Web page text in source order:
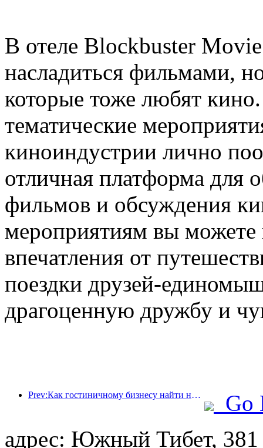
В отеле Blockbuster
насладиться фильмами,
которые тоже любят
тематические
киноиндустрии лично
отличная платформа для
фильмов и обсуждения
мероприятиям вы можете
впечатления от
поездки друзей-
драгоценную дружбу и
Prev:Как гостиничному бизнесу найти новые точки роста в условиях глобализации?
Go
адрес: Южный Тибет, 381